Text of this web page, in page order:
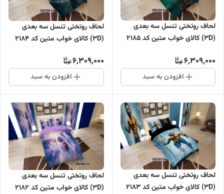
لحاف روتختی تنسل سه بعدی
(3D) کالای خواب متین کد 2185
6,309,000
افزودن به سبد
لحاف روتختی تنسل سه بعدی
(3D) کالای خواب متین کد 2184
6,309,000
افزودن به سبد
لحاف روتختی تنسل سه بعدی
(3D) کالای خواب متین کد 2183
لحاف روتختی تنسل سه بعدی
(3D) کالای خواب متین کد 2182